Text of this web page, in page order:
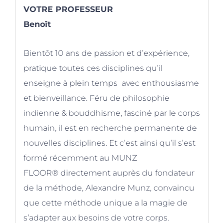
VOTRE PROFESSEUR
Benoît
Bientôt 10 ans de passion et d’expérience,
pratique toutes ces disciplines qu’il
enseigne à plein temps avec enthousiasme
et bienveillance. Féru de philosophie
indienne & bouddhisme, fasciné par le corps
humain, il est en recherche permanente de
nouvelles disciplines. Et c’est ainsi qu’il s’est
formé récemment au MUNZ
FLOOR® directement auprès du fondateur
de la méthode, Alexandre Munz, convaincu
que cette méthode unique a la magie de
s’adapter aux besoins de votre corps.